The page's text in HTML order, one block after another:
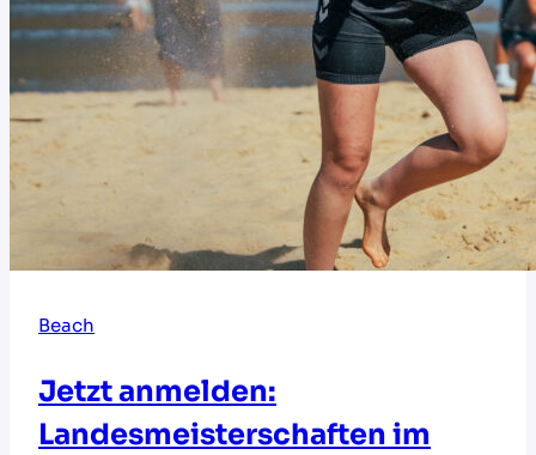
Beach
Jetzt anmelden:
Landesmeisterschaften im